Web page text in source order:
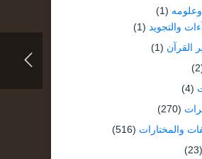
(1)
والتجويد (1)
القرآن (1)
(4)
(270)
والمختارات (516)
(23)